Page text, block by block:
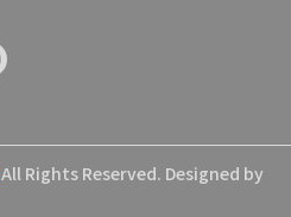
All Rights Reserved. Designed by